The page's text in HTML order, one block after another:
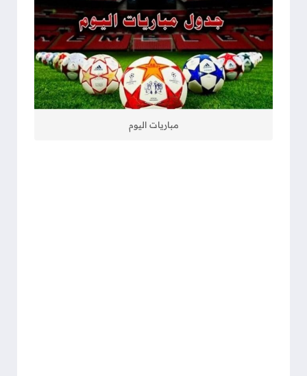
مباريات اليوم